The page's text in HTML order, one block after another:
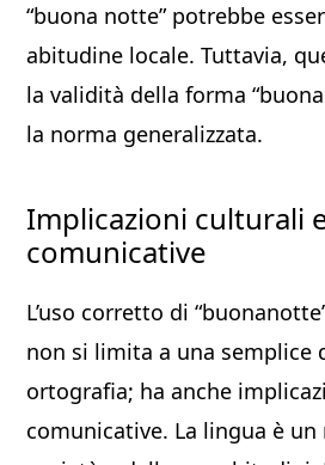
“buona notte” potrebbe
abitudine locale. Tuttavia,
la validità della forma
la norma generalizzata.
Implicazioni culturali
comunicative
L’uso corretto di
non si limita a una semplice
ortografia; ha anche
comunicative. La lingua è un